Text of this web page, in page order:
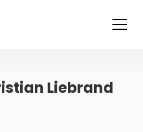
Liebrand